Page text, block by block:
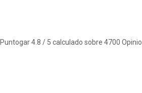
Puntogar4.8 / 5 calculado sobre 4700